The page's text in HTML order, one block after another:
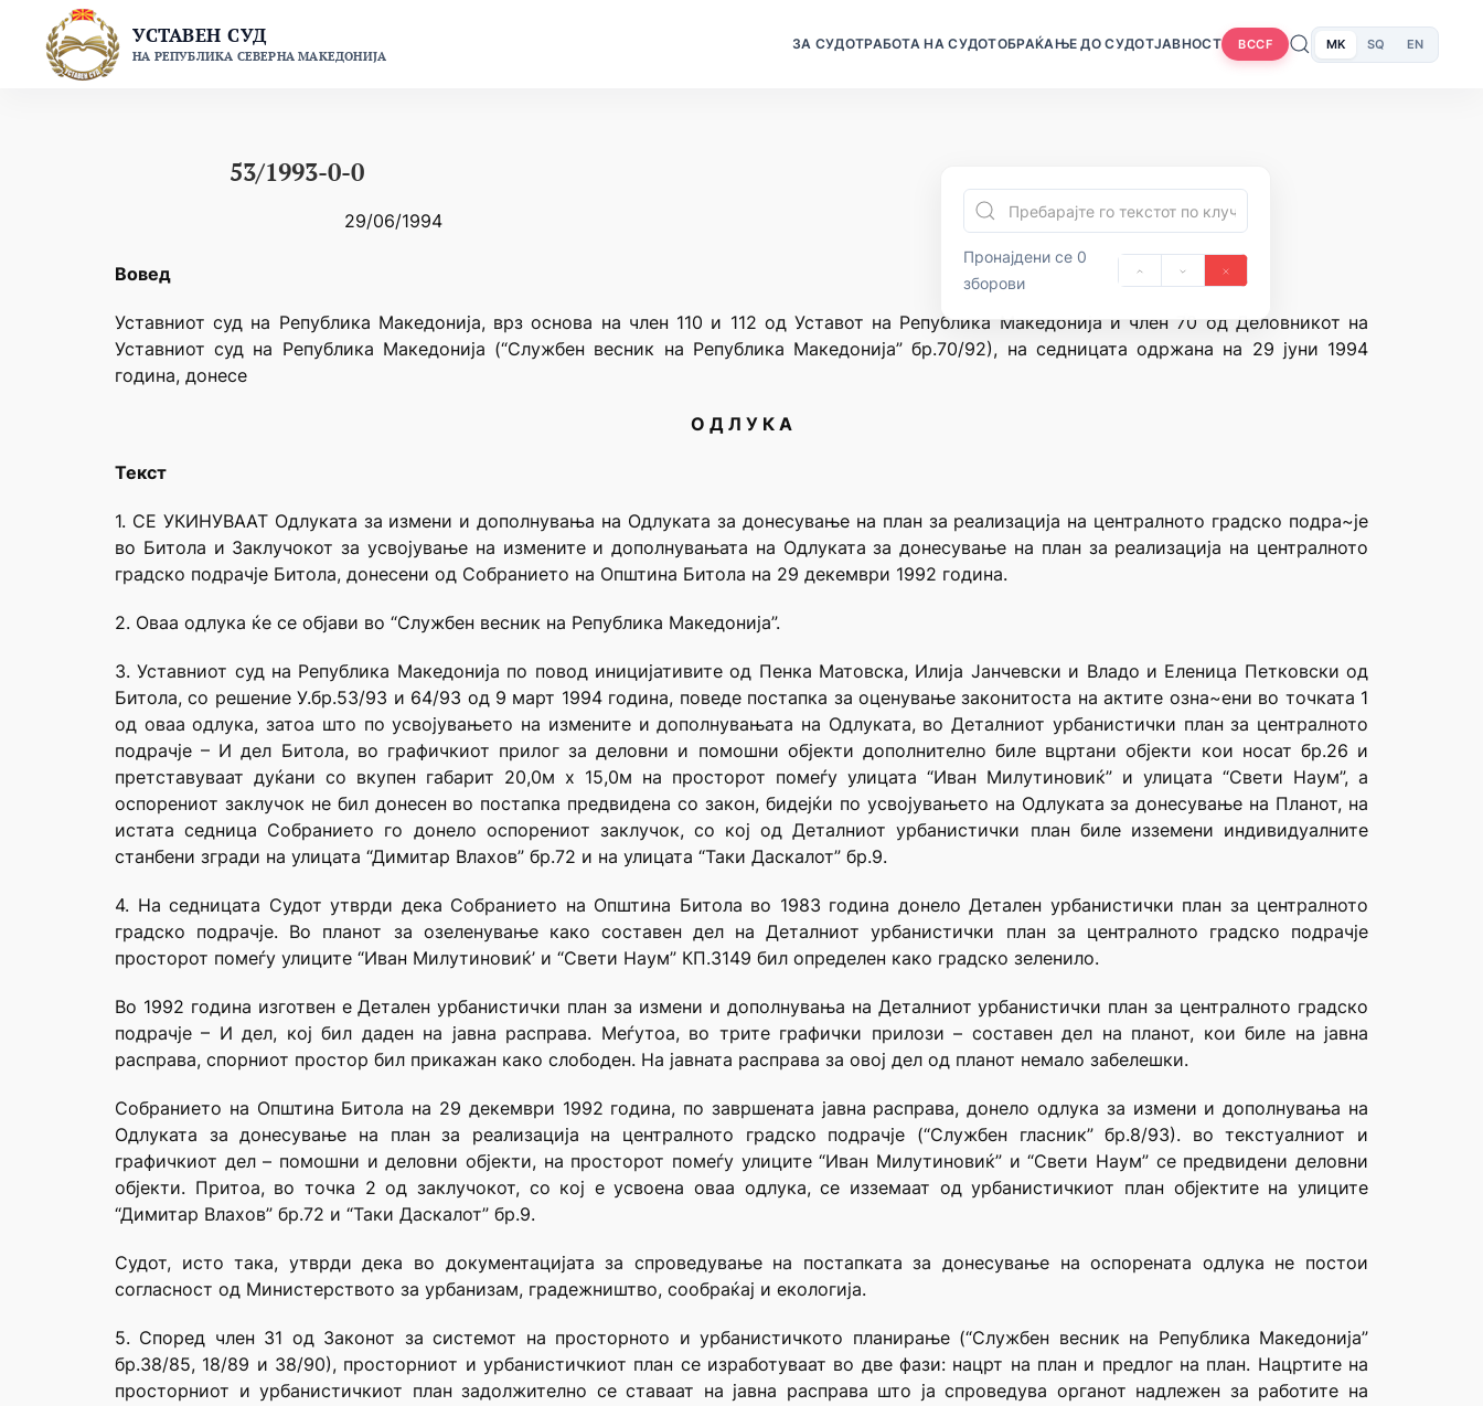
content
УСТАВЕН СУД
НА РЕПУБЛИКА СЕВЕРНА МАКЕДОНИЈА
ЗА СУДОТРАБОТА НА СУДОТОБРАЌАЊЕ ДО СУДОТЈАВНОСТ BCCF MK SQ EN
53/1993-0-0
29/06/1994
Пронајдени се 0
зборови
Вовед
Уставниот суд на Република Македонија, врз основа на член 110 и 112 од Уставот на Република Македонија и член 70 од Деловникот на
Уставниот суд на Република Македонија (“Службен весник на Република Македонија” бр.70/92), на седницата одржана на 29 јуни 1994
година, донесе
О Д Л У К А
Текст
1. СЕ УКИНУВААТ Одлуката за измени и дополнувања на Одлуката за донесување на план за реализација на централното градско подра~је
во Битола и Заклучокот за усвојување на измените и дополнувањата на Одлуката за донесување на план за реализација на централното
градско подрачје Битола, донесени од Собранието на Општина Битола на 29 декември 1992 година.
2. Оваа одлука ќе се објави во “Службен весник на Република Македонија”.
3. Уставниот суд на Република Македонија по повод иницијативите од Пенка Матовска, Илија Јанчевски и Владо и Еленица Петковски од
Битола, со решение У.бр.53/93 и 64/93 од 9 март 1994 година, поведе постапка за оценување законитоста на актите озна~ени во точката 1
од оваа одлука, затоа што по усвојувањето на измените и дополнувањата на Одлуката, во Деталниот урбанистички план за централното
подрачје – И дел Битола, во графичкиот прилог за деловни и помошни објекти дополнително биле вцртани објекти кои носат бр.26 и
претставуваат дуќани со вкупен габарит 20,0м х 15,0м на просторот помеѓу улицата “Иван Милутиновиќ” и улицата “Свети Наум”, а
оспорениот заклучок не бил донесен во постапка предвидена со закон, бидејќи по усвојувањето на Одлуката за донесување на Планот, на
истата седница Собранието го донело оспорениот заклучок, со кој од Деталниот урбанистички план биле изземени индивидуалните
станбени згради на улицата “Димитар Влахов” бр.72 и на улицата “Таки Даскалот” бр.9.
4. На седницата Судот утврди дека Собранието на Општина Битола во 1983 година донело Детален урбанистички план за централното
градско подрачје. Во планот за озеленување како составен дел на Деталниот урбанистички план за централното градско подрачје
просторот помеѓу улиците “Иван Милутиновиќ’ и “Свети Наум” КП.3149 бил определен како градско зеленило.
Во 1992 година изготвен е Детален урбанистички план за измени и дополнувања на Деталниот урбанистички план за централното градско
подрачје – И дел, кој бил даден на јавна расправа. Меѓутоа, во трите графички прилози – составен дел на планот, кои биле на јавна
расправа, спорниот простор бил прикажан како слободен. На јавната расправа за овој дел од планот немало забелешки.
Собранието на Општина Битола на 29 декември 1992 година, по завршената јавна расправа, донело одлука за измени и дополнувања на
Одлуката за донесување на план за реализација на централното градско подрачје (“Службен гласник” бр.8/93). во текстуалниот и
графичкиот дел – помошни и деловни објекти, на просторот помеѓу улиците “Иван Милутиновиќ” и “Свети Наум” се предвидени деловни
објекти. Притоа, во точка 2 од заклучокот, со кој е усвоена оваа одлука, се изземаат од урбанистичкиот план објектите на улиците
“Димитар Влахов” бр.72 и “Таки Даскалот” бр.9.
Судот, исто така, утврди дека во документацијата за спроведување на постапката за донесување на оспорената одлука не постои
согласност од Министерството за урбанизам, градежништво, сообраќај и екологија.
5. Според член 31 од Законот за системот на просторното и урбанистичкото планирање (“Службен весник на Република Македонија”
бр.38/85, 18/89 и 38/90), просторниот и урбанистичкиот план се изработуваат во две фази: нацрт на план и предлог на план. Нацртите на
просторниот и урбанистичкиот план задолжително се ставаат на јавна расправа што ја спроведува органот надлежен за работите на